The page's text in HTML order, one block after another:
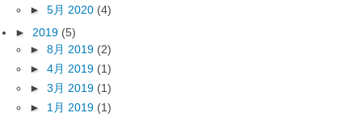
► 5月 2020 (4)
► 2019 (5)
► 8月 2019 (2)
► 4月 2019 (1)
► 3月 2019 (1)
► 1月 2019 (1)